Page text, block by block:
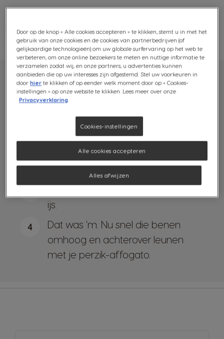
Dit heb je nodig
NESCAFÉ Dolce Gusto Doppio Dubbele Espresso-capsule
− 2 bolletjes perzikijs
Zo maak je het
Zet de NESCAFÉ Dolce Gusto
Doppio Espresso-koffie.
Schep de bolletjes perzikijs in
een glas.
Giet de hete espresso over het
ijs.
4
Dat was 'm. Nu snel die benen
omhoog en achterover leunen
met je perzik-affogato.
Door op de knop « Alle cookies accepteren » te klikken, stemt u in met het
gebruik van onze cookies en de cookies van partnerbedrijven (of
gelijkaardige technologieën) om uw globale surfervaring op het web te
verbeteren, om onze online bezoekers te meten en nuttige informatie te
verzamelen zodat wij, en onze partners, u advertenties kunnen
aanbieden die op uw interesses zijn afgestemd. Stel uw voorkeuren in
doorhier te klikken of op eender welk moment door op « Cookies-
instellingen » op onze website te klikken. Lees meer over onze
Privacyverklaring
Cookies-instellingen
Alles afwijzen
Alle cookies accepteren